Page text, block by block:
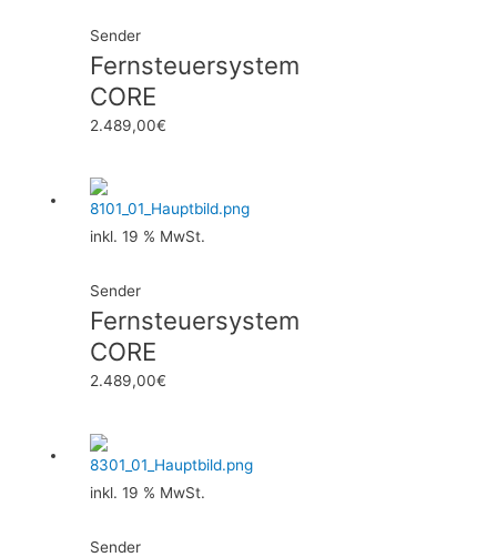
Sender
Fernsteuersystem
CORE
2.489,00€
inkl. 19 % MwSt.
Sender
Fernsteuersystem
CORE
2.489,00€
inkl. 19 % MwSt.
Sender